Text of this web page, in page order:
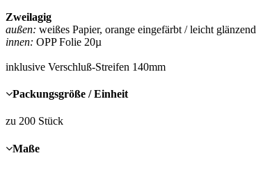
Zweilagig
außen: weißes Papier, orange eingefärbt / leicht glänzend
innen: OPP Folie 20µ
inklusive Verschluß-Streifen 140mm
Packungsgröße / Einheit
zu 200 Stück
Maße